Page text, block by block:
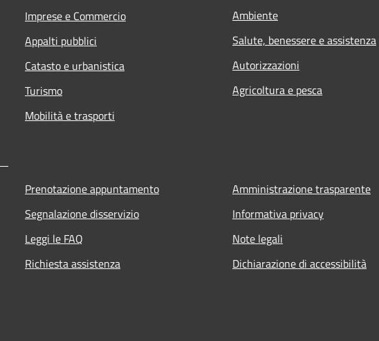
Imprese e Commercio
Appalti pubblici
Catasto e urbanistica
Turismo
Mobilità e trasporti
Ambiente
Salute, benessere e assistenza
Autorizzazioni
Agricoltura e pesca
Prenotazione appuntamento
Segnalazione disservizio
Leggi le FAQ
Richiesta assistenza
Amministrazione trasparente
Informativa privacy
Note legali
Dichiarazione di accessibilità